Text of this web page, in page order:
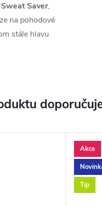
Sweat Saver,
na pohodové
stále hlavu
Akce
Tip